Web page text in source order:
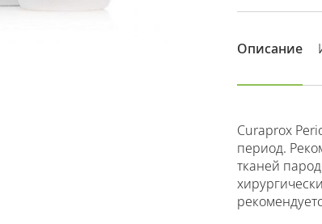
Описание
Curaprox
период.
тканей